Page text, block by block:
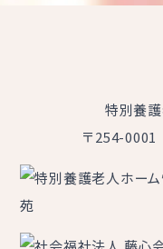
特別養護
〒254-